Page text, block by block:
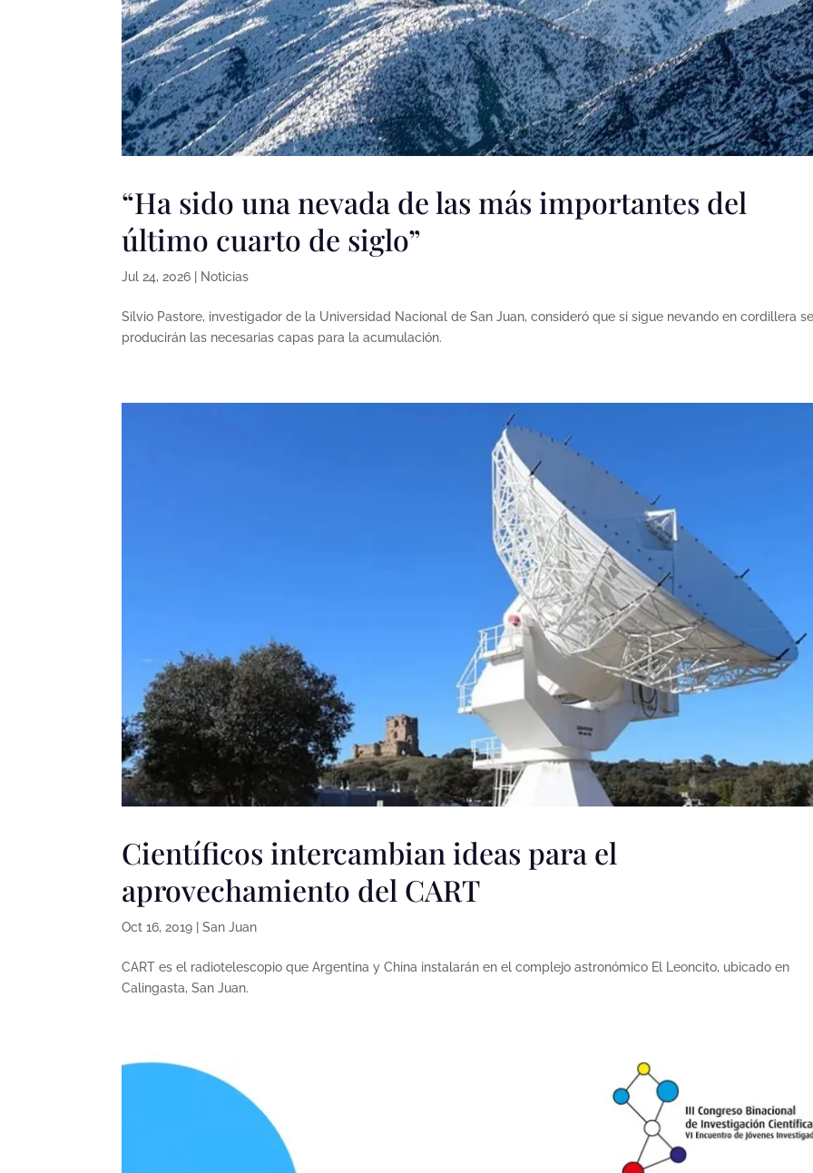
“Ha sido una nevada de las más importantes del
último cuarto de siglo”
Jul 24, 2026 Noticias
Silvio Pastore, investigador de la Universidad Nacional de San Juan, consideró que si sigue nevando en cordillera
producirán las necesarias capas para la acumulación.
Científicos intercambian ideas para el
aprovechamiento del CART
Oct 16, 2019 |San Juan
CART es el radiotelescopio que Argentina y China instalarán en el complejo astronómico El Leoncito, ubicado en
Calingasta, San Juan.